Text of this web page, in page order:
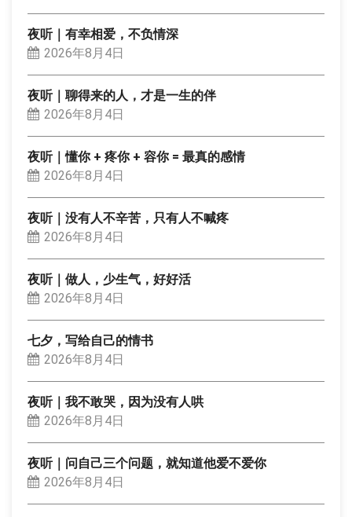
夜听｜有幸相爱，不负情深
2026年8月4日
夜听｜聊得来的人，才是一生的伴
2026年8月4日
夜听｜懂你 + 疼你 + 容你 = 最真的感情
2026年8月4日
夜听｜没有人不辛苦，只有人不喊疼
2026年8月4日
夜听｜做人，少生气，好好活
2026年8月4日
七夕，写给自己的情书
2026年8月4日
夜听｜我不敢哭，因为没有人哄
2026年8月4日
夜听｜问自己三个问题，就知道他爱不爱你
2026年8月4日